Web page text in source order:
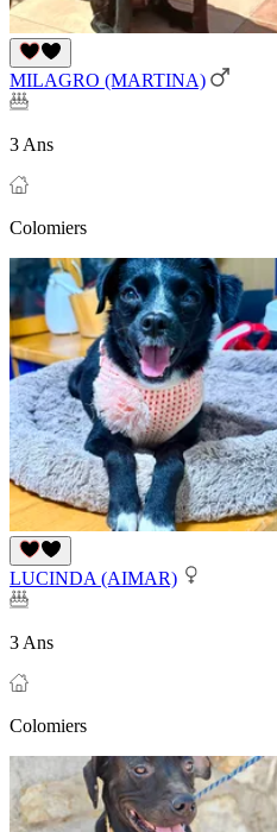
MILAGRO (MARTINA)
3 Ans
Colomiers
LUCINDA (AIMAR)
3 Ans
Colomiers